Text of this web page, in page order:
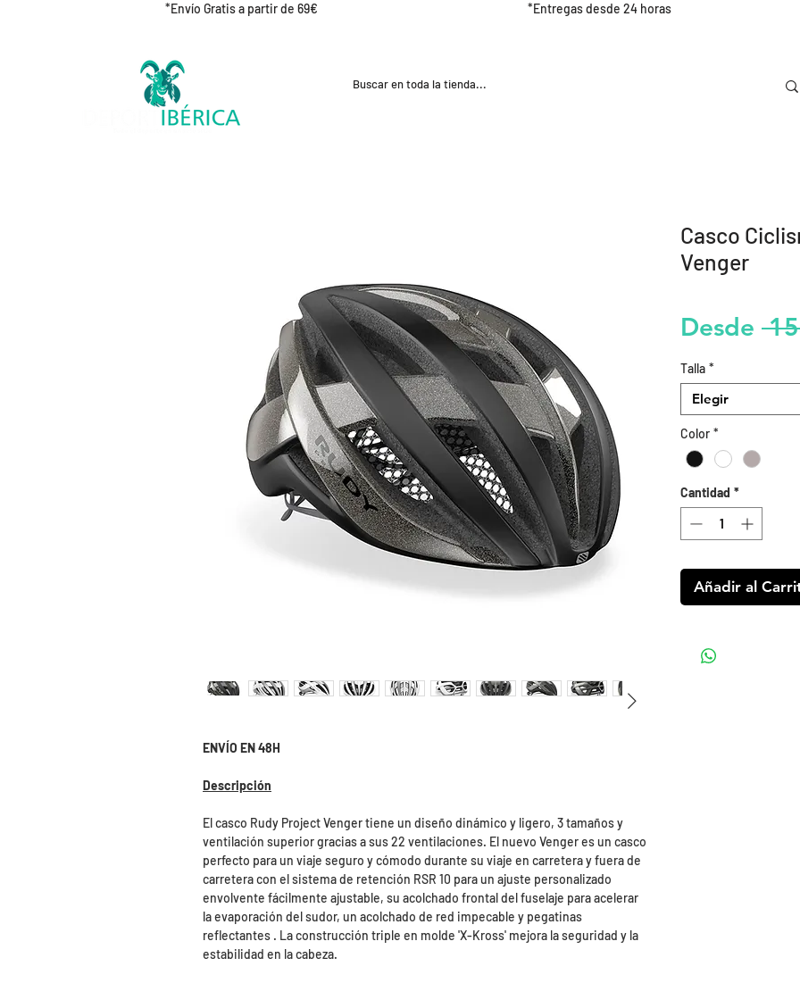
*Envío Gratis a partir de 69€ *Entregas desde 24 horas
ENVÍO EN 48H
Descripción
El casco Rudy Project Venger tiene un diseño dinámico y ligero, 3 tamaños y
ventilación superior gracias a sus 22 ventilaciones. El nuevo Venger es un casco
perfecto para un viaje seguro y cómodo durante su viaje en carretera y fuera de
carretera con el sistema de retención RSR 10 para un ajuste personalizado
envolvente fácilmente ajustable, su acolchado frontal del fuselaje para acelerar
la evaporación del sudor, un acolchado de red impecable y pegatinas
reflectantes . La construcción triple en molde 'X-Kross' mejora la seguridad y la
estabilidad en la cabeza.
Casco
Venger
Desde
Talla *
Elegir
Color *
Cantidad *
Añadir al